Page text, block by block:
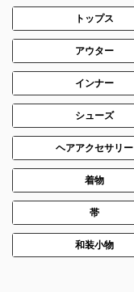
トップス
アウター
インナー
シューズ
ヘアアクセサリー
着物
帯
和装小物